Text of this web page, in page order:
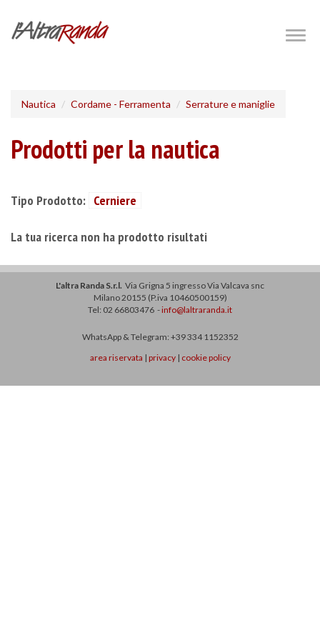
Nautica Cordame - Ferramenta Serrature e maniglie
Prodotti per la nautica
Tipo Prodotto: Cerniere
La tua ricerca non ha prodotto risultati
L'altra Randa S.r.l. Via Grigna 5 ingresso Via Valcava snc
Milano 20155 (P.iva 10460500159)
Tel: 02 66803476 -info@laltraranda.it
WhatsApp & Telegram: +39 334 1152352
area riservata | privacy| cookie policy